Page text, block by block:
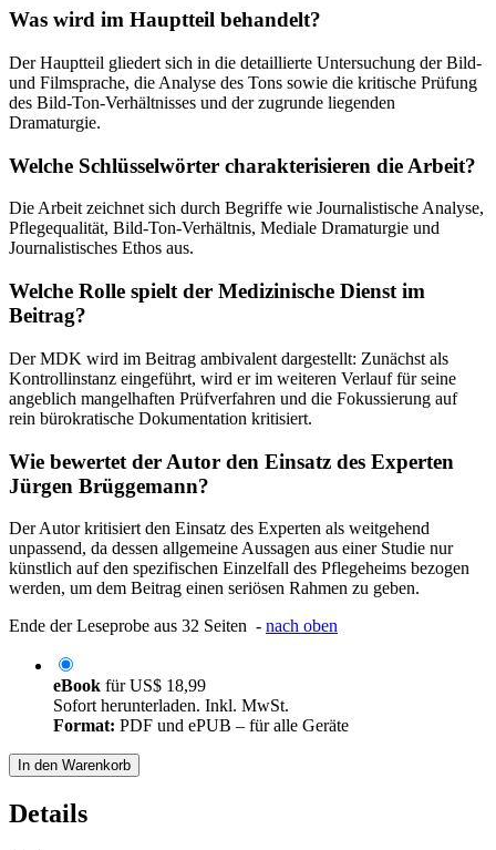
Was wird im Hauptteil behandelt?
Der Hauptteil gliedert sich in die detaillierte Untersuchung der Bild-
und Filmsprache, die Analyse des Tons sowie die kritische Prüfung
des Bild-Ton-Verhältnisses und der zugrunde liegenden
Dramaturgie.
Welche Schlüsselwörter charakterisieren die Arbeit?
Die Arbeit zeichnet sich durch Begriffe wie Journalistische Analyse,
Pflegequalität, Bild-Ton-Verhältnis, Mediale Dramaturgie und
Journalistisches Ethos aus.
Welche Rolle spielt der Medizinische Dienst im
Beitrag?
Der MDK wird im Beitrag ambivalent dargestellt: Zunächst als
Kontrollinstanz eingeführt, wird er im weiteren Verlauf für seine
angeblich mangelhaften Prüfverfahren und die Fokussierung auf
rein bürokratische Dokumentation kritisiert.
Wie bewertet der Autor den Einsatz des Experten
Jürgen Brüggemann?
Der Autor kritisiert den Einsatz des Experten als weitgehend
unpassend, da dessen allgemeine Aussagen aus einer Studie nur
künstlich auf den spezifischen Einzelfall des Pflegeheims bezogen
werden, um dem Beitrag einen seriösen Rahmen zu geben.
Ende der Leseprobe aus 32 Seiten - nach oben
eBook fürUS$ 18,99
Sofort herunterladen. Inkl. MwSt.
Format: PDF und ePUB – für alle Geräte
In den Warenkorb
Details